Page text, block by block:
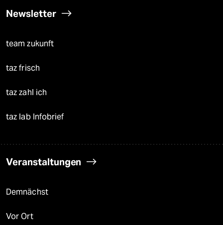
Newsletter
team zukunft
taz frisch
taz zahl ich
taz lab Infobrief
Veranstaltungen
Demnächst
Vor Ort